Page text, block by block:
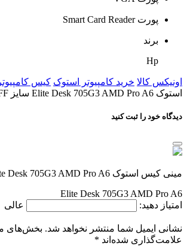
پورت Smart Card Reader
برند
Hp
اونیکس کالا خرید کامپیوتر استوک کیس
استوک Elite Desk 705G3 AMD Pro A6 سایز SFF
دیدگاه خود را ثبت کنید
مینی کیس استوک Elite Desk 705G3 AMD Pro A6 سایز SFF
Elite Desk 705G3 AMD Pro A6
امتیاز دهید:
عالی
نشانی ایمیل شما منتشر نخواهد شد. بخش‌های
علامت‌گذاری شده‌اند *